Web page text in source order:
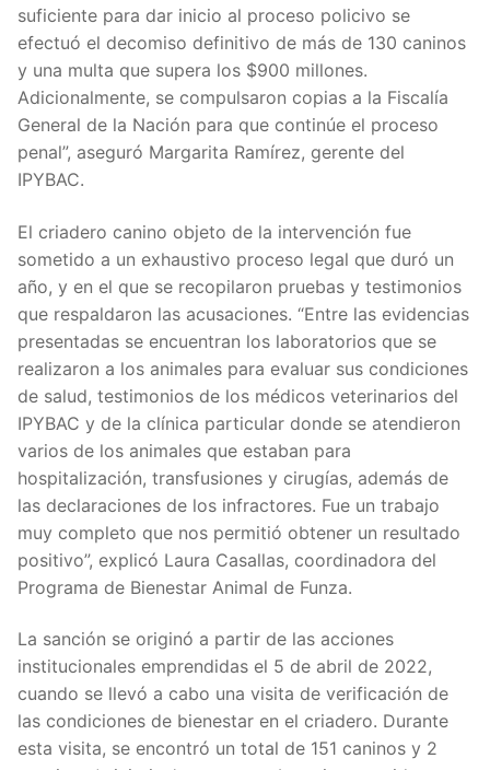
suficiente para dar inicio al proceso policivo se
efectuó el decomiso definitivo de más de 130 caninos
y una multa que supera los $900 millones.
Adicionalmente, se compulsaron copias a la Fiscalía
General de la Nación para que continúe el proceso
penal”, aseguró Margarita Ramírez, gerente del
IPYBAC.
El criadero canino objeto de la intervención fue
sometido a un exhaustivo proceso legal que duró un
año, y en el que se recopilaron pruebas y testimonios
que respaldaron las acusaciones. “Entre las evidencias
presentadas se encuentran los laboratorios que se
realizaron a los animales para evaluar sus condiciones
de salud, testimonios de los médicos veterinarios del
IPYBAC y de la clínica particular donde se atendieron
varios de los animales que estaban para
hospitalización, transfusiones y cirugías, además de
las declaraciones de los infractores. Fue un trabajo
muy completo que nos permitió obtener un resultado
positivo”, explicó Laura Casallas, coordinadora del
Programa de Bienestar Animal de Funza.
La sanción se originó a partir de las acciones
institucionales emprendidas el 5 de abril de 2022,
cuando se llevó a cabo una visita de verificación de
las condiciones de bienestar en el criadero. Durante
esta visita, se encontró un total de 151 caninos y 2